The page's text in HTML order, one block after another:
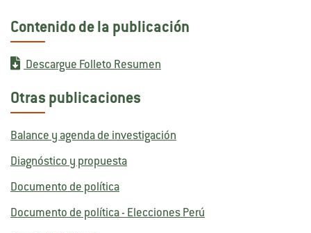
Contenido de la publicación
Descargue Folleto Resumen
Otras publicaciones
Balance y agenda de investigación
Diagnóstico y propuesta
Documento de política
Documento de política - Elecciones Perú